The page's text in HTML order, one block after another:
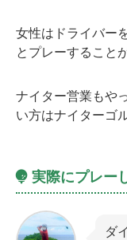
女性はドライバー
とプレーすること
ナイター営業もや
い方はナイターゴ
実際にプレー
ダ